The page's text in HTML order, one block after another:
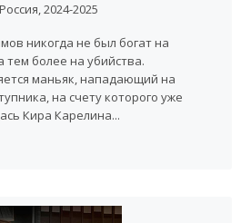
Россия, 2024-2025
никогда не был богат на
более на убийства.
маньяк, нападающий на
на счету которого уже
Кира Карелина...